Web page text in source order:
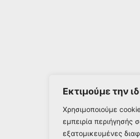
Εκτιμούμε την
Χρησιμοποιούμε
εμπειρία περιήγησής
εξατομικευμένες